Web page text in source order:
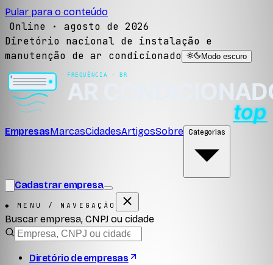
Pular para o conteúdo
Online · agosto de 2026
Diretório nacional de instalação e
manutenção de ar condicionado
Modo escuro
EmpresasMarcasCidadesArtigosSobre Categorias
Cadastrar empresa
◆ MENU / NAVEGAÇÃO
Buscar empresa, CNPJ ou cidade
Diretório de empresas